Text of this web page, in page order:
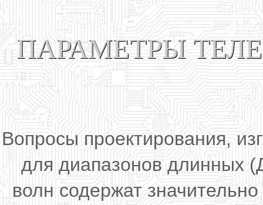
ПАРАМЕТРЫ
Вопросы проектирования,
для диапазонов длинных
волн содержат